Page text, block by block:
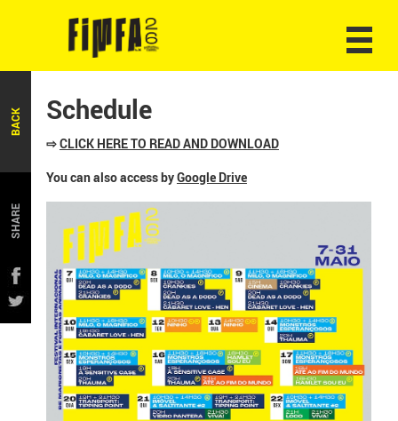
BACK
SHARE
Schedule
⇨CLICK HERE TO READ AND DOWNLOAD
You can also access byGoogle Drive